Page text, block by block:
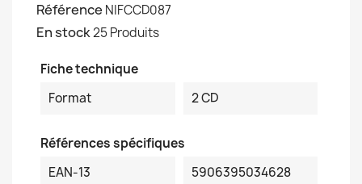
Référence NIFCCD087
En stock25 Produits
Fiche technique
Format
2 CD
Références spécifiques
EAN-13
5906395034628